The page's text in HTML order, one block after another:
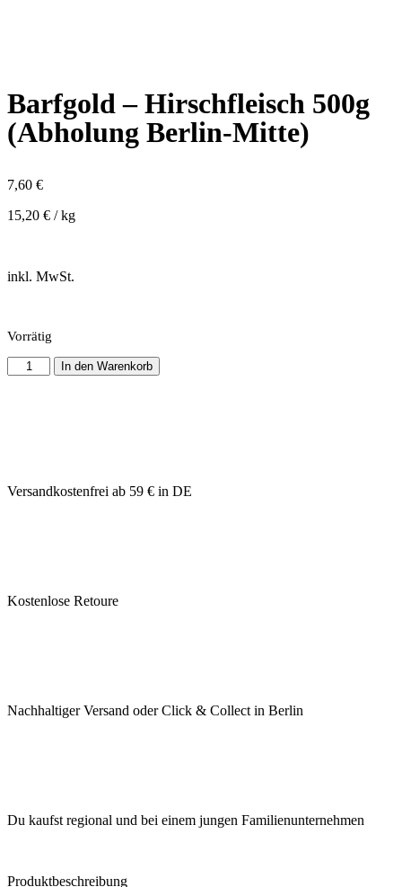
Barfgold – Hirschfleisch 500g
(Abholung Berlin-Mitte)
7,60 €
15,20 € /kg
inkl. MwSt.
Vorrätig
In den Warenkorb
Versandkostenfrei ab 59 € in DE
Kostenlose Retoure
Nachhaltiger Versand oder Click & Collect in Berlin
Du kaufst regional und bei einem jungen Familienunternehmen
Produktbeschreibung